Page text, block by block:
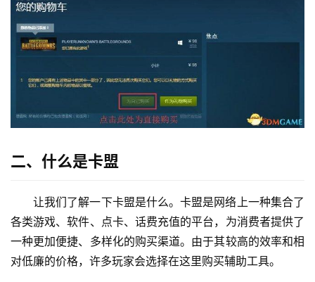
二、什么是卡盟
让我们了解一下卡盟是什么。卡盟是网络上一种集合了
各类游戏、软件、点卡、话费充值的平台，为消费者提供了
一种更加便捷、多样化的购买渠道。由于其较高的效率和相
对低廉的价格，许多玩家会选择在这里购买辅助工具。